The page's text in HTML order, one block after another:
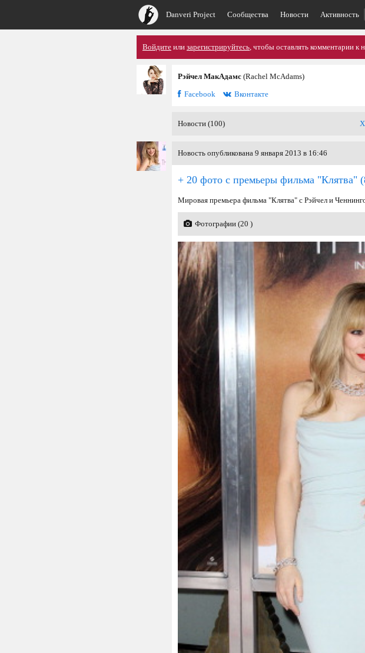
Danveri Project Сообщества Новости Активность
Войдите или зарегистрируйтесь, чтобы оставлять комментарии к
Рэйчел МакАдамс (Rachel McAdams)
Facebook
Вконтакте
Новости (100)
Новость опубликована 9 января 2013 в 16:46
+ 20 фото с премьеры фильма "Клятва"
Мировая премьера фильма "Клятва" с Рэйчел и
Фотографии (20 )